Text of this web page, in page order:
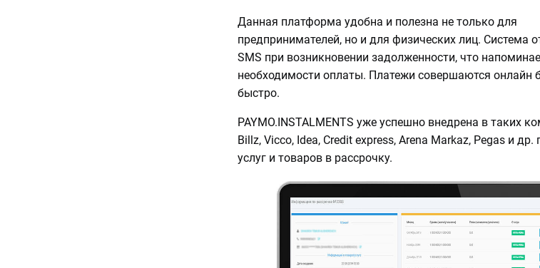
Данная платформа удобна и полезна не только для
предпринимателей, но и для физических лиц. Система
SMS при возникновении задолженности, что
необходимости оплаты. Платежи совершаются онлайн
быстро.
PAYMO.INSTALMENTS уже успешно внедрена в таких
Billz, Vicco, Idea, Credit express, Arena Markaz, Pegas и
услуг и товаров в рассрочку.